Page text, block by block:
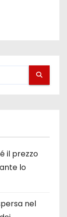
il prezzo
lo
nel